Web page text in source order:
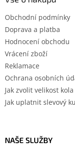
Obchodní podmínky
Doprava a platba
Hodnocení obchodu
Vrácení zboží
Reklamace
Ochrana osobních
Jak zvolit velikost kola
Jak uplatnit slevový
NAŠE SLUŽBY